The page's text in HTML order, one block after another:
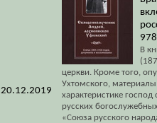
20.12.2019
В
церкви. Кроме того,
Ухтомского,
характеристике
русских
«Союза русского